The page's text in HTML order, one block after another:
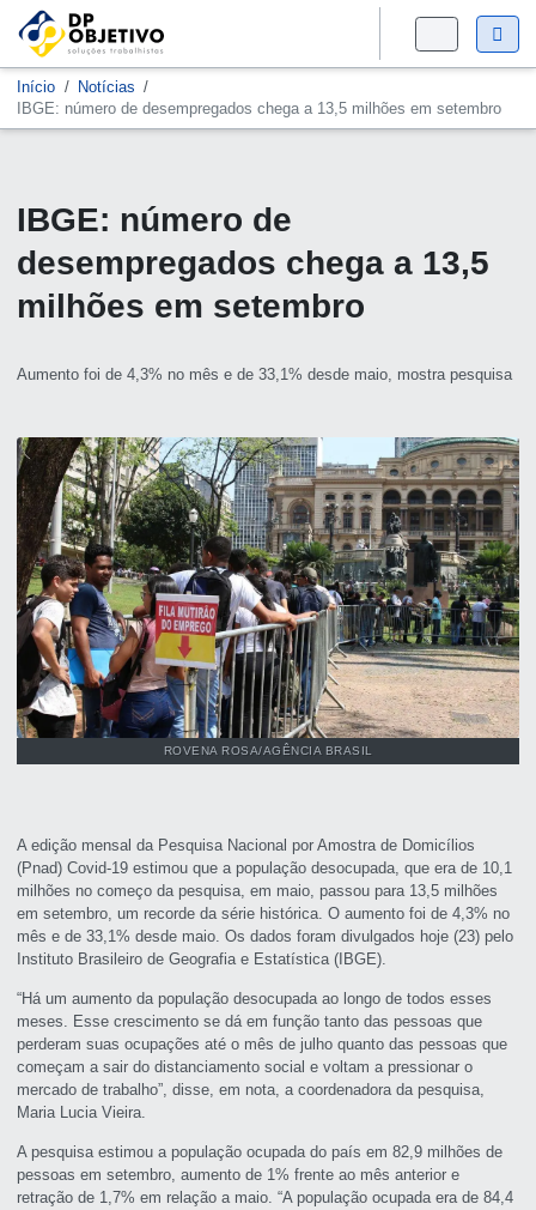
Início
Notícias
IBGE: número de desempregados chega a 13,5 milhões em setembro
IBGE: número de
desempregados chega a 13,5
milhões em setembro
Aumento foi de 4,3% no mês e de 33,1% desde maio, mostra pesquisa
ROVENA ROSA/AGÊNCIA BRASIL
A edição mensal da Pesquisa Nacional por Amostra de Domicílios
(Pnad) Covid-19 estimou que a população desocupada, que era de 10,1
milhões no começo da pesquisa, em maio, passou para 13,5 milhões
em setembro, um recorde da série histórica. O aumento foi de 4,3% no
mês e de 33,1% desde maio. Os dados foram divulgados hoje (23) pelo
Instituto Brasileiro de Geografia e Estatística (IBGE).
“Há um aumento da população desocupada ao longo de todos esses
meses. Esse crescimento se dá em função tanto das pessoas que
perderam suas ocupações até o mês de julho quanto das pessoas que
começam a sair do distanciamento social e voltam a pressionar o
mercado de trabalho”, disse, em nota, a coordenadora da pesquisa,
Maria Lucia Vieira.
A pesquisa estimou a população ocupada do país em 82,9 milhões de
pessoas em setembro, aumento de 1% frente ao mês anterior e
retração de 1,7% em relação a maio. “A população ocupada era de 84,4